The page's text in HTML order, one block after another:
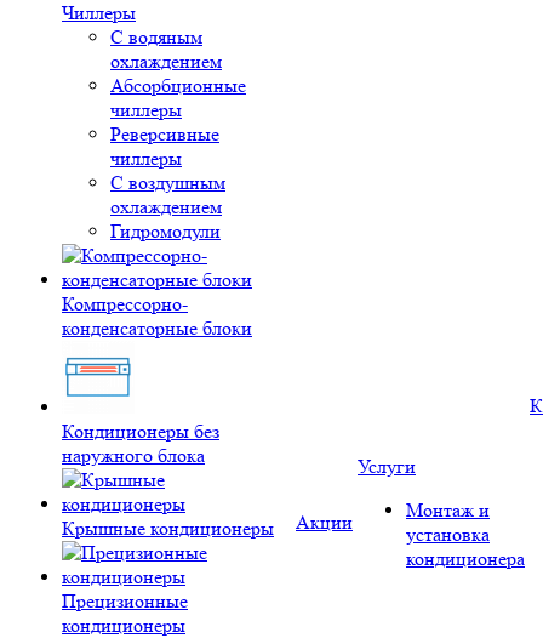
Чиллеры
С водяным
охлаждением
Абсорбционные
чиллеры
Реверсивные
чиллеры
С воздушным
охлаждением
Гидромодули
Компрессорно-
конденсаторные блоки
Кондиционеры без
наружного блока
Крышные кондиционеры
Прецизионные
кондиционеры
Акции
Услуги
Монтаж и
установка
кондиционера